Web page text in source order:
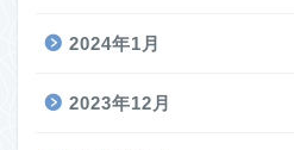
2024年1月
2023年12月